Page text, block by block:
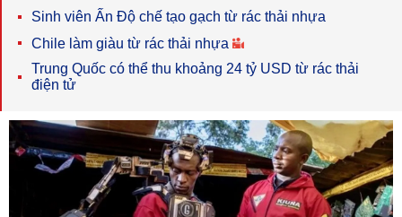
Sinh viên Ấn Độ chế tạo gạch từ rác thải nhựa
Chile làm giàu từ rác thải nhựa
Trung Quốc có thể thu khoảng 24 tỷ USD từ rác thải
điện tử